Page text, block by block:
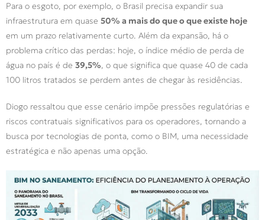
Para o esgoto, por exemplo, o Brasil precisa expandir sua
infraestrutura em quase 50% a mais do que o que existe hoje
em um prazo relativamente curto. Além da expansão, há o
problema crítico das perdas: hoje, o índice médio de perda de
água no país é de 39,5%, o que significa que quase 40 de cada
100 litros tratados se perdem antes de chegar às residências.
Diogo ressaltou que esse cenário impõe pressões regulatórias e
riscos contratuais significativos para os operadores, tornando a
busca por tecnologias de ponta, como o BIM, uma necessidade
estratégica e não apenas uma opção.